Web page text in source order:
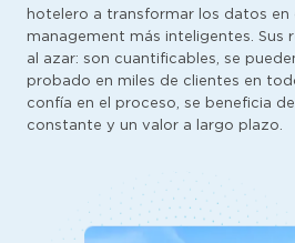
hotelero a transformar los datos en
management más inteligentes. Sus
al azar: son cuantificables, se
probado en miles de clientes en
confía en el proceso, se beneficia
constante y un valor a largo plazo.